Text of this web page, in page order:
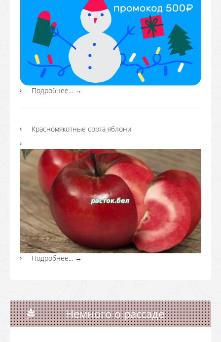
Подробнее... →
Красномякотные сорта яблони
Подробнее... →
Немного о рассаде